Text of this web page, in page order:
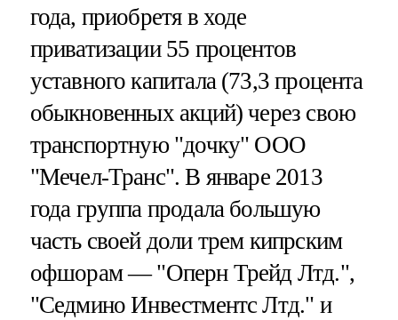
года, приобретя в ходе
приватизации 55 процентов
уставного капитала (73,3 процента
обыкновенных акций) через свою
транспортную "дочку" ООО
"Мечел-Транс". В январе 2013
года группа продала большую
часть своей доли трем кипрским
офшорам — "Оперн Трейд Лтд.",
"Седмино Инвестментс Лтд." и